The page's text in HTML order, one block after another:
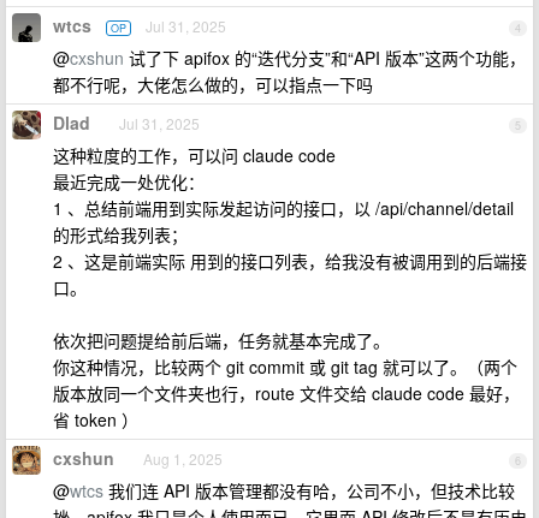
4
wtcs OP Jul 31, 2025
@cxshun 试了下 apifox 的“迭代分支”和“API 版本”这两个功能，
都不行呢，大佬怎么做的，可以指点一下吗
5
Dlad Jul 31, 2025
这种粒度的工作，可以问 claude code
最近完成一处优化：
1 、总结前端用到实际发起访问的接口，以 /api/channel/detail
的形式给我列表；
2 、这是前端实际 用到的接口列表，给我没有被调用到的后端接
口。
依次把问题提给前后端，任务就基本完成了。
你这种情况，比较两个 git commit 或 git tag 就可以了。（两个
版本放同一个文件夹也行，route 文件交给 claude code 最好，
省 token ）
6
cxshun Aug 1, 2025
@wtcs 我们连 API 版本管理都没有哈，公司不小，但技术比较